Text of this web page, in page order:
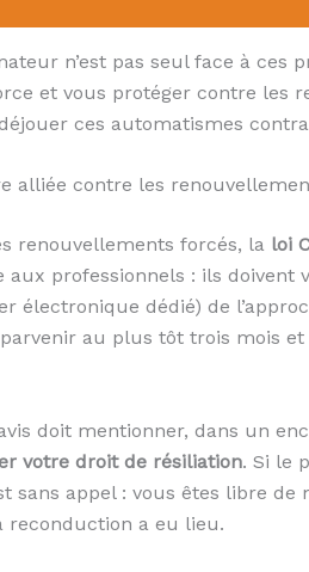
n’est pas seul face à ces
et vous protéger contre les
ces automatismes
alliée contre les
renouvellements forcés, la loi
aux professionnels : ils
électronique dédié) de
au plus tôt trois mois
doit mentionner, dans un
votre droit de résiliation. Si le
sans appel : vous êtes libre
reconduction a eu lieu.